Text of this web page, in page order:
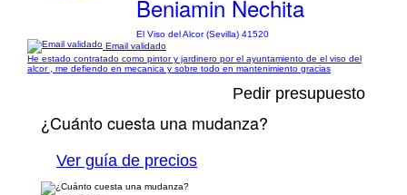
Beniamin Nechita
El Viso del Alcor (Sevilla) 41520
Email validado
He estado contratado como pintor y jardinero por el ayuntamiento de el viso del
alcor , me defiendo en mecanica y sobre todo en mantenimiento gracias
Pedir presupuesto
¿Cuánto cuesta una mudanza?
Ver guía de precios